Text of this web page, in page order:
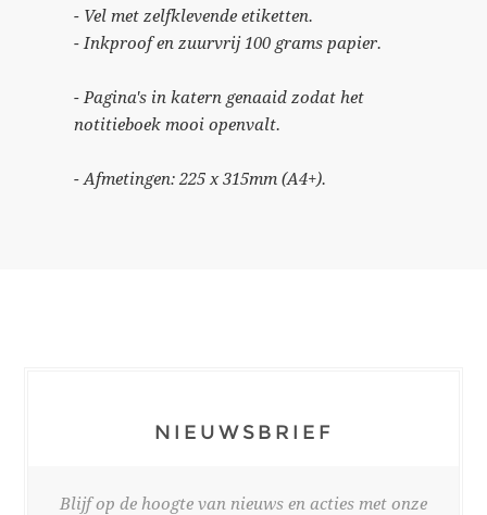
- Vel met zelfklevende etiketten.
- Inkproof en zuurvrij 100 grams papier.
- Pagina's in katern genaaid zodat het
notitieboek mooi openvalt.
- Afmetingen: 225 x 315mm (A4+).
NIEUWSBRIEF
Blijf op de hoogte van nieuws en acties met onze